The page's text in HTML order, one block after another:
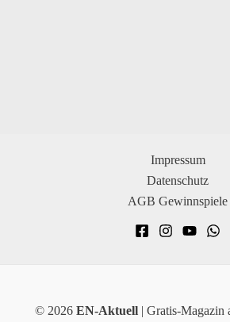
Impressum
Datenschutz
AGB Gewinnspiele
© 2026 EN-Aktuell | Gratis-Magazin